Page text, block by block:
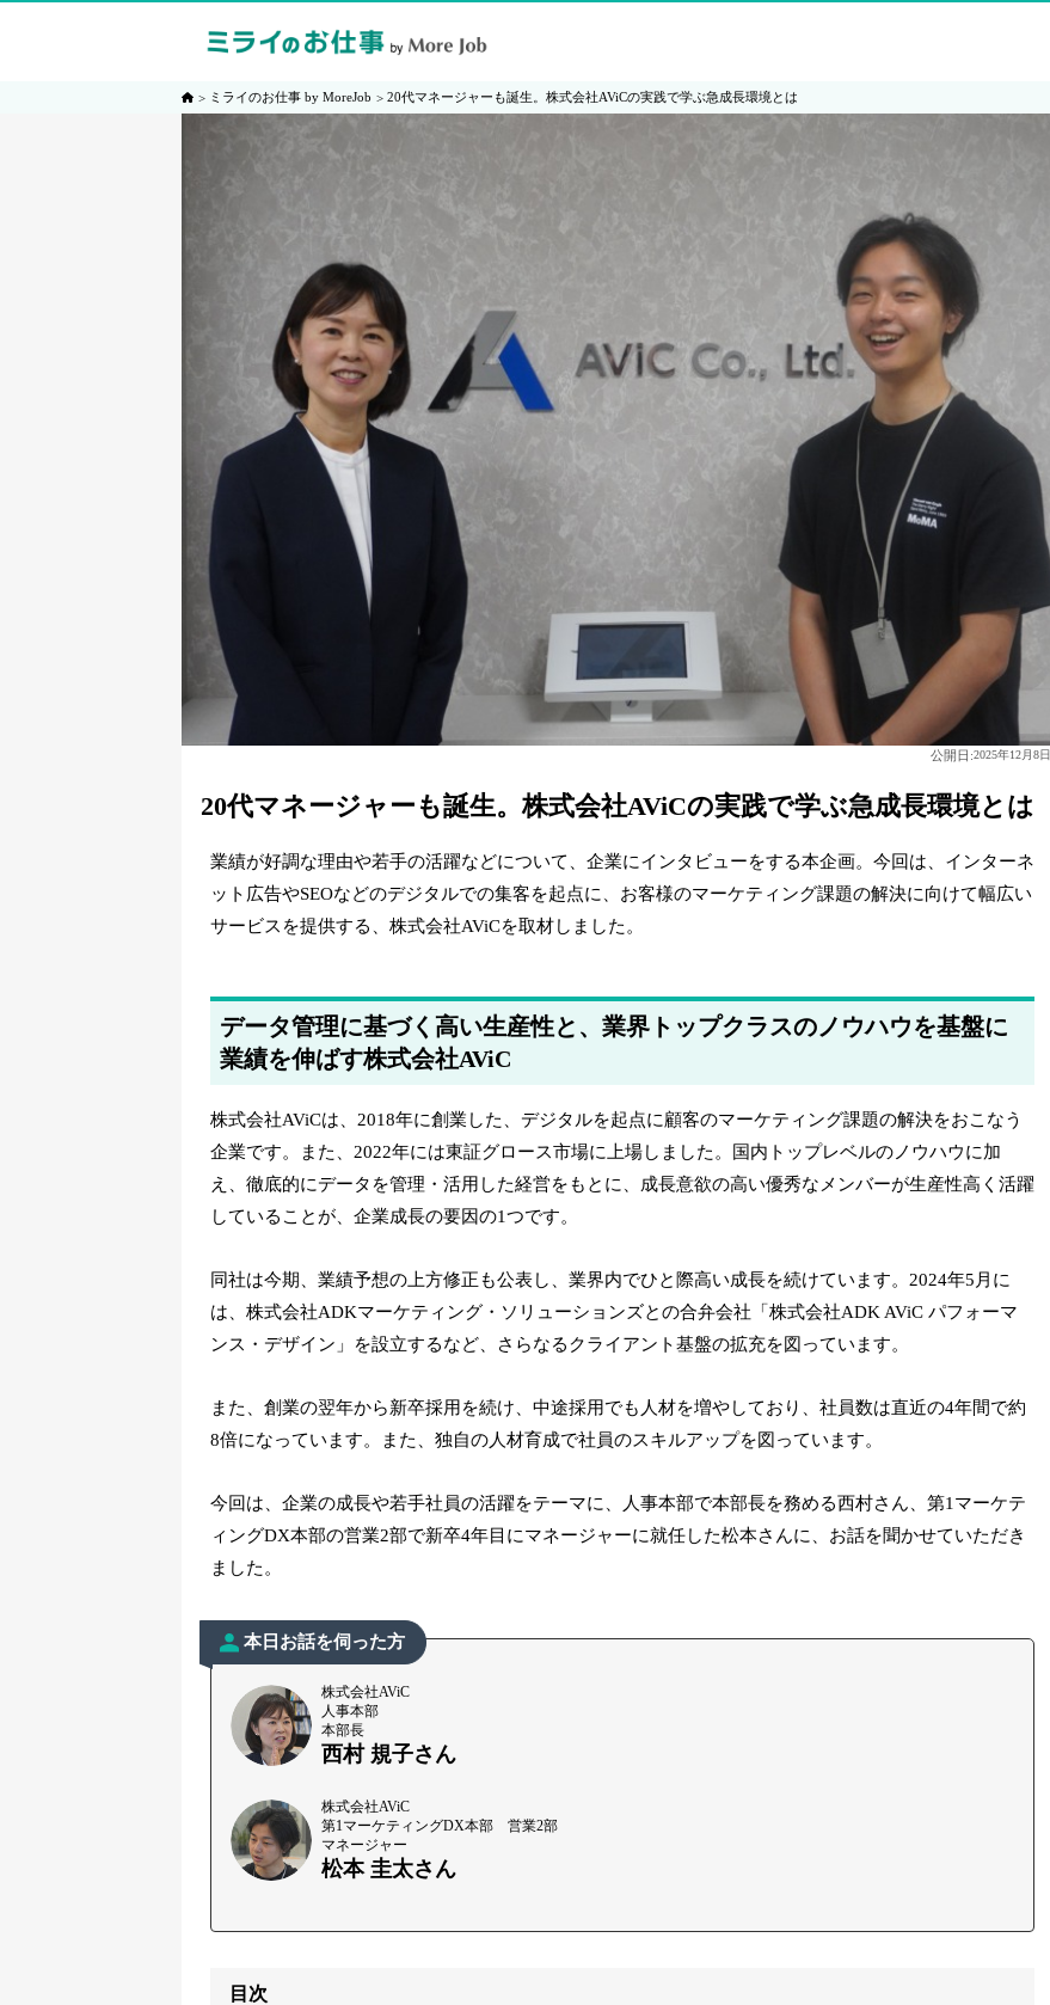
ミライのお仕事 by MoreJob 20代マネージャーも誕生。株式会社AViCの実践で学ぶ急成長環境とは
公開日:2025年12月8日
20代マネージャーも誕生。株式会社AViCの実践で学ぶ急成長環境とは
業績が好調な理由や若手の活躍などについて、企業にインタビューをする本企画。今回は、インターネ
ット広告やSEOなどのデジタルでの集客を起点に、お客様のマーケティング課題の解決に向けて幅広い
サービスを提供する、株式会社AViCを取材しました。
データ管理に基づく高い生産性と、業界トップクラスのノウハウを基盤に
業績を伸ばす株式会社AViC
株式会社AViCは、2018年に創業した、デジタルを起点に顧客のマーケティング課題の解決をおこなう
企業です。また、2022年には東証グロース市場に上場しました。国内トップレベルのノウハウに加
え、徹底的にデータを管理・活用した経営をもとに、成長意欲の高い優秀なメンバーが生産性高く活躍
していることが、企業成長の要因の1つです。
同社は今期、業績予想の上方修正も公表し、業界内でひと際高い成長を続けています。2024年5月に
は、株式会社ADKマーケティング・ソリューションズとの合弁会社「株式会社ADK AViC パフォーマ
ンス・デザイン」を設立するなど、さらなるクライアント基盤の拡充を図っています。
また、創業の翌年から新卒採用を続け、中途採用でも人材を増やしており、社員数は直近の4年間で約
8倍になっています。また、独自の人材育成で社員のスキルアップを図っています。
今回は、企業の成長や若手社員の活躍をテーマに、人事本部で本部長を務める西村さん、第1マーケテ
ィングDX本部の営業2部で新卒4年目にマネージャーに就任した松本さんに、お話を聞かせていただき
ました。
本日お話を伺った方
株式会社AViC
人事本部
本部長
西村 規子さん
株式会社AViC
第1マーケティングDX本部 営業2部
マネージャー
松本 圭太さん
目次